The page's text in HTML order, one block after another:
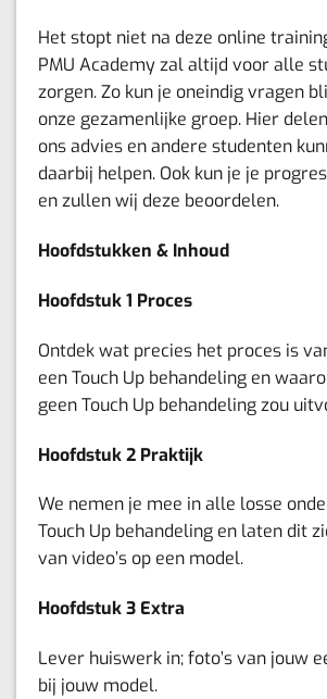
Het stopt niet na deze online
PMU Academy zal altijd voor alle
zorgen. Zo kun je oneindig vragen
onze gezamenlijke groep. Hier
ons advies en andere studenten
daarbij helpen. Ook kun je je
en zullen wij deze beoordelen.
Hoofdstukken & Inhoud
Hoofdstuk 1 Proces
Ontdek wat precies het proces is
een Touch Up behandeling en
geen Touch Up behandeling zou
Hoofdstuk 2 Praktijk
We nemen je mee in alle losse
Touch Up behandeling en laten dit
van video’s op een model.
Hoofdstuk 3 Extra
Lever huiswerk in; foto’s van jouw
bij jouw model.